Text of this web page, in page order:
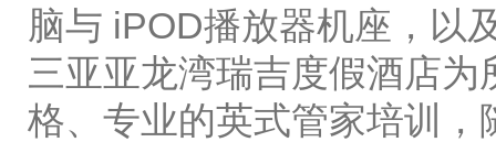
脑与 iPOD播放器机座，以
三亚亚龙湾瑞吉度假酒店
格、专业的英式管家培训